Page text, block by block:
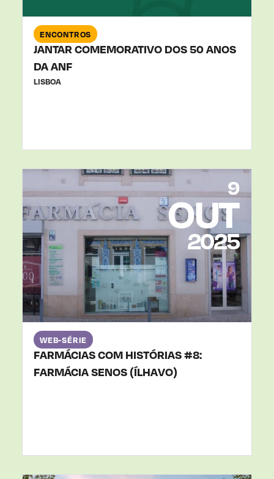
ENCONTROS
JANTAR COMEMORATIVO DOS 50 ANOS
DA ANF
LISBOA
9
OUT
2025
WEB-SÉRIE
FARMÁCIAS COM HISTÓRIAS #8:
FARMÁCIA SENOS (ÍLHAVO)